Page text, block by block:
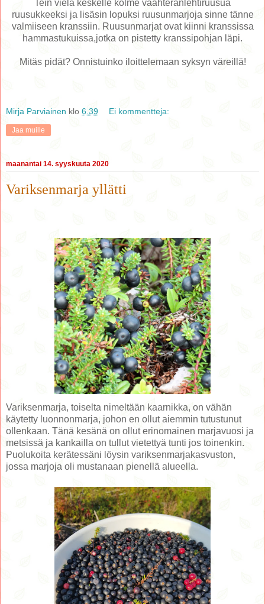
Tein vielä keskelle kolme vaahteranlehtiruusua
ruusukkeeksi ja lisäsin lopuksi ruusunmarjoja sinne tänne
valmiiseen kranssiin. Ruusunmarjat ovat kiinni kranssissa
hammastukuissa,jotka on pistetty kranssipohjan läpi.
Mitäs pidät? Onnistuinko iloittelemaan syksyn väreillä!
Mirja Parviainen klo 6.39 Ei kommentteja:
Jaa muille
maanantai 14. syyskuuta 2020
Variksenmarja yllätti
Variksenmarja, toiselta nimeltään kaarnikka, on vähän
käytetty luonnonmarja, johon en ollut aiemmin tutustunut
ollenkaan. Tänä kesänä on ollut erinomainen marjavuosi ja
metsissä ja kankailla on tullut vietettyä tunti jos toinenkin.
Puolukoita kerätessäni löysin variksenmarjakasvuston,
jossa marjoja oli mustanaan pienellä alueella.